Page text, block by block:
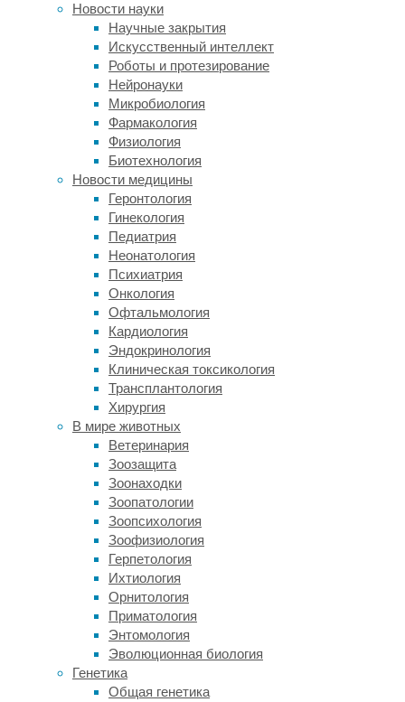
Новости науки
Научные закрытия
Искусственный интеллект
Роботы и протезирование
Нейронауки
Микробиология
Фармакология
Физиология
Биотехнология
Новости медицины
Геронтология
Гинекология
Педиатрия
Неонатология
Психиатрия
Онкология
Офтальмология
Кардиология
Эндокринология
Клиническая токсикология
Трансплантология
Хирургия
В мире животных
Ветеринария
Зоозащита
Зоонаходки
Зоопатологии
Зоопсихология
Зоофизиология
Герпетология
Ихтиология
Орнитология
Приматология
Энтомология
Эволюционная биология
Генетика
Общая генетика
Исследователи
из
Международного
института
интегративной
медицины
сна
Цукубе
(WPI-
IIIS)
факультета
фармакологии
школы
фундаментальной
медицины
Университета
Фудана
использовали
оптогенетику
для
того,
чтобы
дистанционно
проконтролировать
активность
нейронов
прилежащего
ядра
(nucleus
accumbens)
опосредованное
ими
поведение.